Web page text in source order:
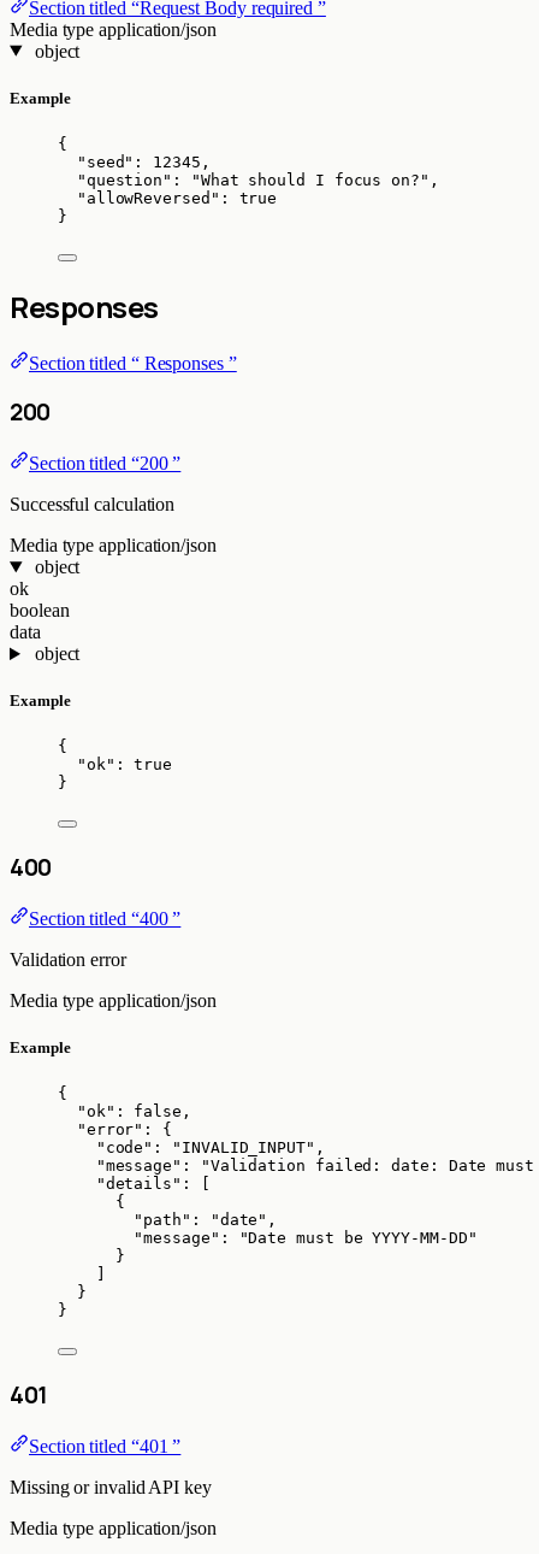
Section titled “Request Body required ”
Media type application/json
object
Example
{
"seed" : 12345 ,
"question" : "What should I focus on? " ,
"allowReversed" : true
}
Responses
Section titled “ Responses ”
200
Section titled “200 ”
Successful calculation
Media type application/json
object
ok
boolean
data
object
Example
{
"ok" : true
}
400
Section titled “400 ”
Validation error
Media type application/json
Example
{
"ok" : false ,
"error" : {
"code" : " INVALID_INPUT" ,
"message" : "Validation failed: date: Date must be
"details" : [
{
"path" : "date " ,
"message" : "Date must be YYYY-MM-DD "
}
}
}
401
Section titled “401 ”
Missing or invalid API key
Media type application/json